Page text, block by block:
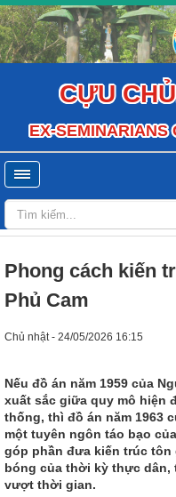
CỰU
EX-SEMINARIANS
Phong cách kiến
Phủ Cam
Chủ nhật - 24/05/2026 16:15
Nếu đồ án năm 1959 của
xuất sắc giữa quy mô hiện
thống, thì đồ án năm 1963
một tuyên ngôn táo bạo
góp phần đưa kiến trúc tôn
bóng của thời kỳ thực dân,
vượt thời gian.